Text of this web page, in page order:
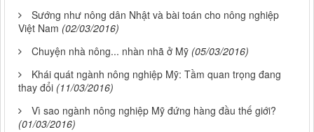
Sướng như nông dân Nhật và bài toán cho nông nghiệp
Việt Nam (02/03/2016)
Chuyện nhà nông... nhàn nhã ở Mỹ (05/03/2016)
Khái quát ngành nông nghiệp Mỹ: Tầm quan trọng đang
thay đổi (11/03/2016)
Vì sao ngành nông nghiệp Mỹ đứng hàng đầu thế giới?
(01/03/2016)